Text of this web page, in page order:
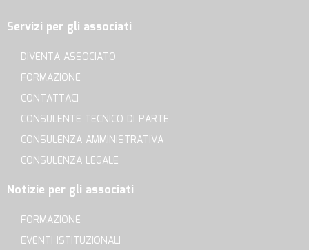
Servizi per gli associati
DIVENTA ASSOCIATO
FORMAZIONE
CONTATTACI
CONSULENTE TECNICO DI PARTE
CONSULENZA AMMINISTRATIVA
CONSULENZA LEGALE
Notizie per gli associati
FORMAZIONE
EVENTI ISTITUZIONALI